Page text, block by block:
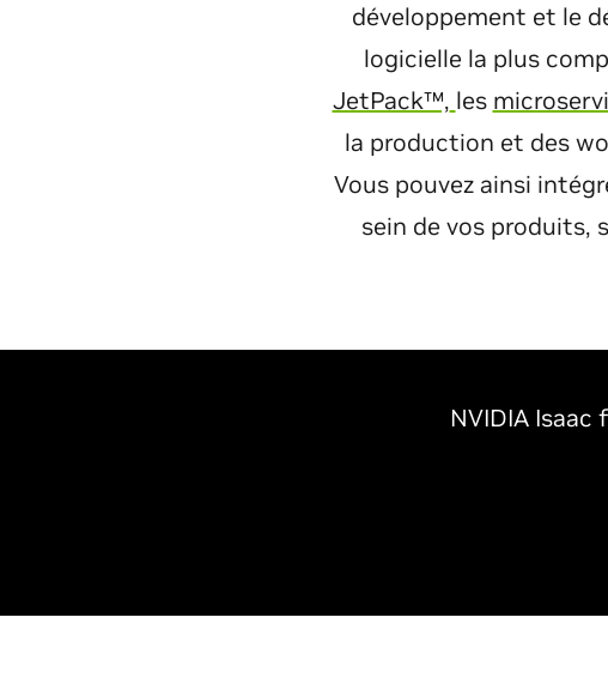
développement et le
logicielle la plus
JetPack™, les
la production et des
Vous pouvez ainsi
sein de vos produits,
NVIDIA Isaac